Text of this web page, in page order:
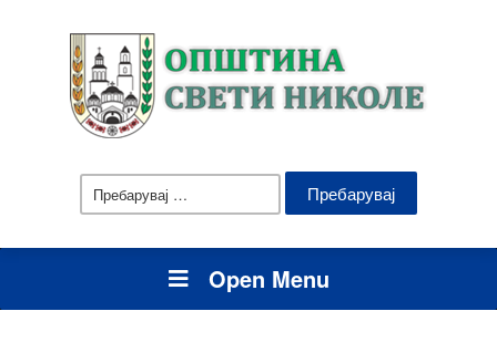
Пребарувај
за:
Open Menu